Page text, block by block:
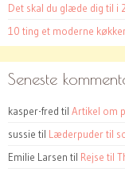
Det skal du glæde dig til i
10 ting et moderne
Seneste
kasper-fred til Artikel om
sussie til Læderpuder til
Emilie Larsen til Rejse til